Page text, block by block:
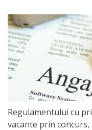
Proiecte
Rapoarte
de
activitate
Regulamentului cu
vacante prin